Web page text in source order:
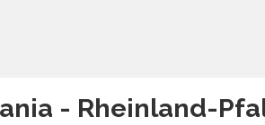
- Rheinland-